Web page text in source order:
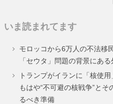
いま読まれてます
モロッコから6万人の不法移
「セウタ」問題の背景にあ
トランプがイランに「核使
もはや“不可避の核戦争”と
るべき準備